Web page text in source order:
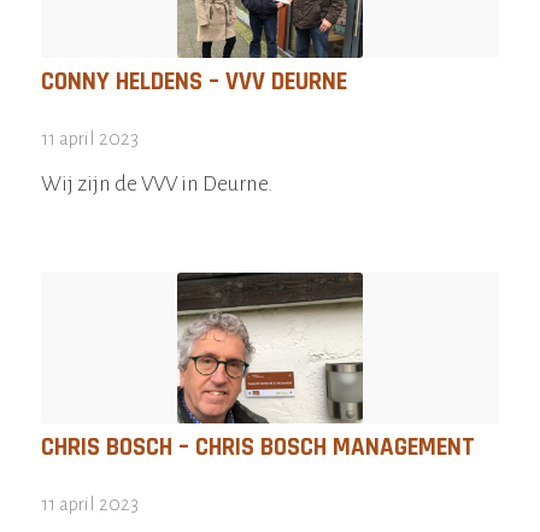
CONNY HELDENS – VVV DEURNE
11 april 2023
Wij zijn de VVV in Deurne.
CHRIS BOSCH – CHRIS BOSCH MANAGEMENT
11 april 2023